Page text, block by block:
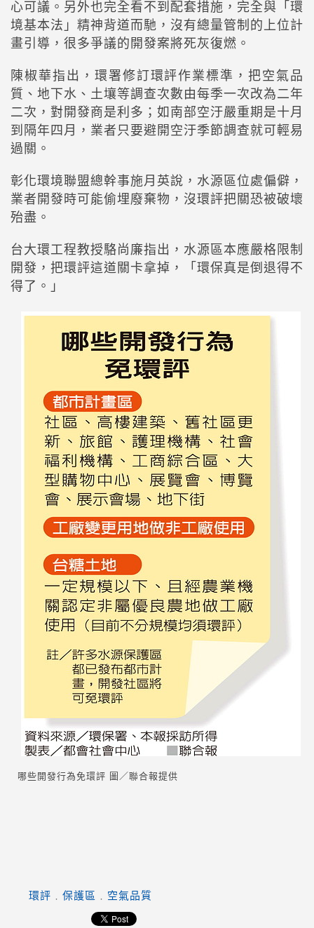
心可議。另外也完全看不到配套措施，完全與「環
境基本法」精神背道而馳，沒有總量管制的上位計
畫引導，很多爭議的開發案將死灰復燃。
陳椒華指出，環署修訂環評作業標準，把空氣品
質、地下水、土壤等調查次數由每季一次改為二年
二次，對開發商是利多；如南部空汙嚴重期是十月
到隔年四月，業者只要避開空汙季節調查就可輕易
過關。
彰化環境聯盟總幹事施月英說，水源區位處偏僻，
業者開發時可能偷埋廢棄物，沒環評把關恐被破壞
殆盡。
台大環工程教授駱尚廉指出，水源區本應嚴格限制
開發，把環評這道關卡拿掉，「環保真是倒退得不
得了。」
哪些開發行為免環評 圖／聯合報提供
環評 ﹒ 保護區 ﹒ 空氣品質